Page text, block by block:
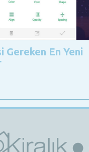
Gereken En Yeni